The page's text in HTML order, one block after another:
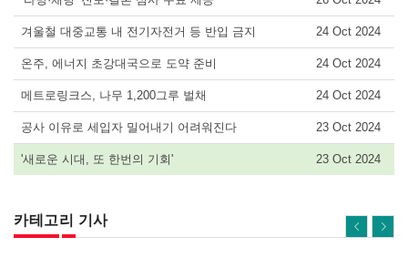
겨울철 대중교통 내 전기자전거 등 반입 금지 24 Oct 2024
온주, 에너지 초강대국으로 도약 준비 24 Oct 2024
메트로링크스, 나무 1,200그루 벌채 24 Oct 2024
공사 이유로 세입자 밀어내기 어려워진다 23 Oct 2024
'새로운 시대, 또 한번의 기회' 23 Oct 2024
카테고리 기사